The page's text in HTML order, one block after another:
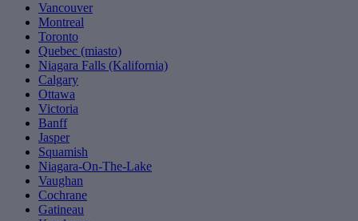
Vancouver
Montreal
Toronto
Quebec (miasto)
Niagara Falls (Kalifornia)
Calgary
Ottawa
Victoria
Banff
Jasper
Squamish
Niagara-On-The-Lake
Vaughan
Cochrane
Gatineau